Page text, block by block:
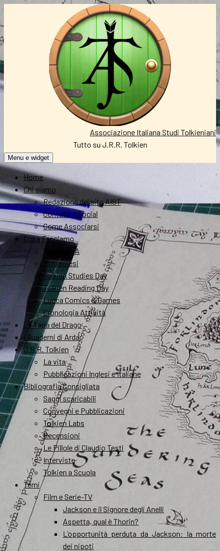
Associazione Italiana Studi Tolkieniani
Tutto su J.R.R. Tolkien
Menu e widget
Home
Chi siamo
Redazione del sito AIST
Contatti e Social
Come Associarsi
Cosa Facciamo
FantastikA
Mitopoiesi
Tolkien Studies Day
Tolkien Reading Day
Lucca Comics & Games
Cronologia Attività
La Tana del Drago
I Quaderni di Arda
J.R.R. Tolkien
La vita
Pubblicazioni Inglesi e Italiane
Bibliografia Consigliata
Saggi scaricabili
Convegni e Pubblicazioni
Tolkien Labs
Recensioni
Le Pillole di Claudio Testi
Interviste
Tolkien a Scuola
Temi
Film e Serie-TV
Jackson e il Signore degli Anelli
Aspetta, qual è Thorin?
L’opportunità perduta da Jackson: la morte
dei nipoti